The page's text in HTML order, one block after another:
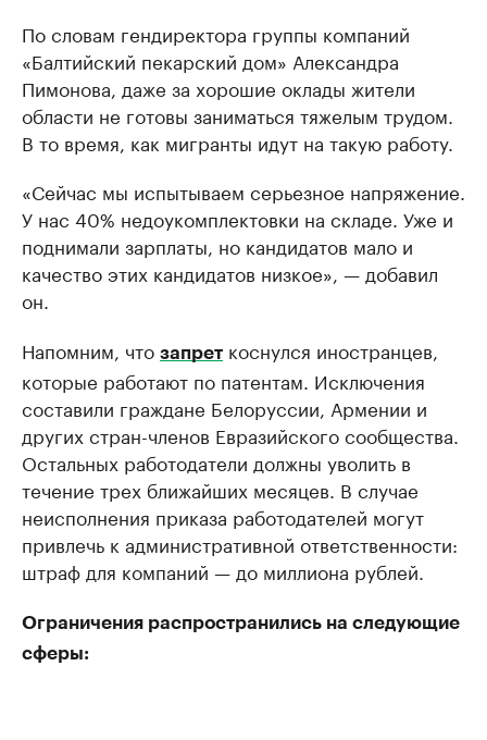
По словам гендиректора группы компаний
«Балтийский пекарский дом» Александра
Пимонова, даже за хорошие оклады жители
области не готовы заниматься тяжелым трудом.
В то время, как мигранты идут на такую работу.
«Сейчас мы испытываем серьезное напряжение.
У нас 40% недоукомплектовки на складе. Уже и
поднимали зарплаты, но кандидатов мало и
качество этих кандидатов низкое», — добавил
он.
Напомним, что запрет коснулся иностранцев,
которые работают по патентам. Исключения
составили граждане Белоруссии, Армении и
других стран-членов Евразийского сообщества.
Остальных работодатели должны уволить в
течение трех ближайших месяцев. В случае
неисполнения приказа работодателей могут
привлечь к административной ответственности:
штраф для компаний — до миллиона рублей.
Ограничения распространились на следующие
сферы: